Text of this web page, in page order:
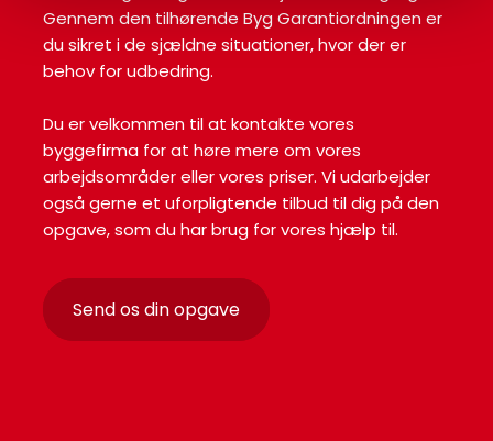
Gennem den tilhørende Byg Garantiordningen er
du sikret i de sjældne situationer, hvor der er
behov for udbedring.
Du er velkommen til at kontakte vores
byggefirma for at høre mere om vores
arbejdsområder eller vores priser. Vi udarbejder
også gerne et uforpligtende tilbud til dig på den
opgave, som du har brug for vores hjælp til.
​Send os din opgave